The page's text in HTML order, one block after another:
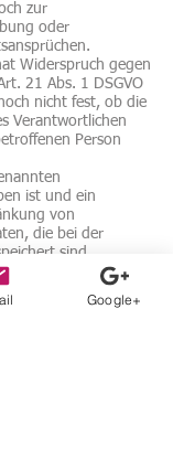
zur
oder
Widerspruch gegen
21 Abs. 1 DSGVO
nicht fest, ob die
Verantwortlichen
Person
ist und ein
von
die bei der
sind,
er sich hierzu
oder einen anderen
Google+